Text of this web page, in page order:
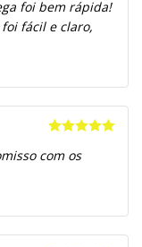
foi bem rápida!
fácil e claro,
de 5
com os